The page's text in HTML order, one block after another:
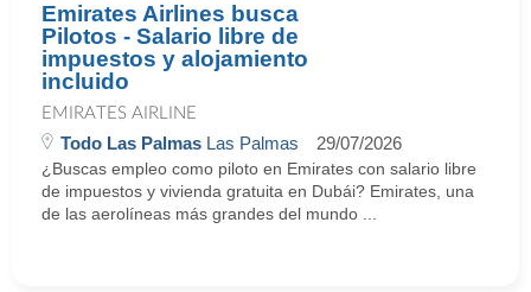
Emirates Airlines busca
Pilotos - Salario libre de
impuestos y alojamiento
incluido
EMIRATES AIRLINE
Todo Las Palmas Las Palmas 29/07/2026
¿Buscas empleo como piloto en Emirates con salario libre
de impuestos y vivienda gratuita en Dubái? Emirates, una
de las aerolíneas más grandes del mundo ...